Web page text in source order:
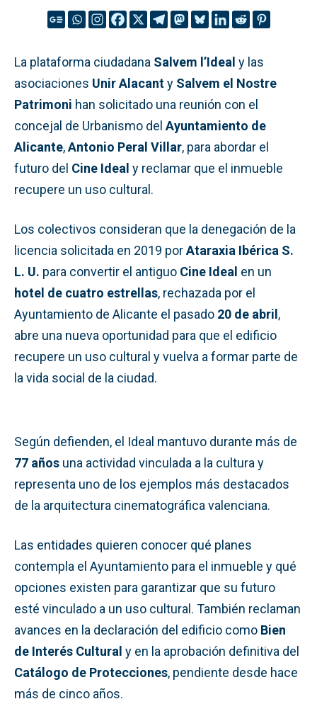
La plataforma ciudadana Salvem l’Ideal y las
asociaciones Unir Alacanty Salvem el Nostre
Patrimoni han solicitado una reunión con el
concejal de Urbanismo del Ayuntamiento de
Alicante,Antonio Peral Villar, para abordar el
futuro del Cine Ideal y reclamar que el inmueble
recupere un uso cultural.
Los colectivos consideran que la denegación de la
licencia solicitada en 2019 porAtaraxia Ibérica S.
L. U. para convertir el antiguo Cine Ideal en un
hotel de cuatro estrellas, rechazada por el
Ayuntamiento de Alicante el pasado 20 de abril,
abre una nueva oportunidad para que el edificio
recupere un uso cultural y vuelva a formar parte de
la vida social de la ciudad.
Según defienden, el Ideal mantuvo durante más de
77 años una actividad vinculada a la cultura y
representa uno de los ejemplos más destacados
de la arquitectura cinematográfica valenciana.
Las entidades quieren conocer qué planes
contempla el Ayuntamiento para el inmueble y qué
opciones existen para garantizar que su futuro
esté vinculado a un uso cultural. También reclaman
avances en la declaración del edificio como Bien
de Interés Cultural y en la aprobación definitiva del
Catálogo de Protecciones, pendiente desde hace
más de cinco años.